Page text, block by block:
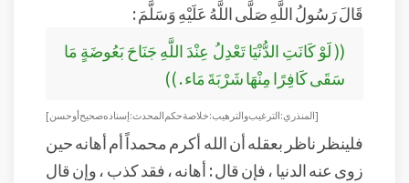
قَالَ رَسُولُ اللَّهِ صَلَّى اللَّهُ عَلَيْهِ وَسَلَّمَ :
(( لَوْ كَانَتِ الدُّنْيَا تَعْدِلُ عِنْدَ اللَّهِ جَنَاحَ بَعُوضَةٍ مَا
سَقَى كَافِرًا مِنْهَا شَرْبَةَ مَاء . ))
[ المنذري : الترغيب والترهيب : خلاصة حكم المحدث : إسناده صحيح أو حسن ]
فلينظر ناظر بعقله أن الله أكرم محمداً أم أهانه حين
زوى عنه الدنيا ، فإن قال : أهانه ، فقد كذب ، وإن قال